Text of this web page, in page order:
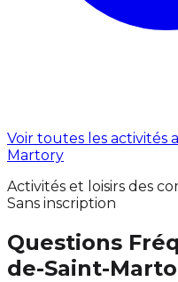
Voir toutes les activités
Martory
Activités et loisirs des
Sans inscription
Questions
de-Saint-